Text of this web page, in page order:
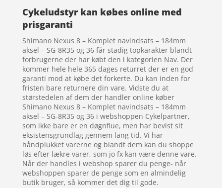
Cykeludstyr kan købes online med
prisgaranti
Shimano Nexus 8 – Komplet navindsats – 184mm
aksel – SG-8R35 og 36 får stadig topkarakter blandt
forbrugerne der har købt den i kategorien Nav. Der
kommer hele hele 365 dages returret der er en god
garanti mod at købe det forkerte. Du kan inden for
fristen bare returnere din vare. Vidste du at
størstedelen af dem der handler online køber
Shimano Nexus 8 – Komplet navindsats – 184mm
aksel – SG-8R35 og 36 i webshoppen Cykelpartner,
som ikke bare er en døgnflue, men har bevist sit
eksistensgrundlag gennem lang tid. Vi har
håndplukket varerne og blandt dem kan du shoppe
løs efter lækre varer, som jo fx kan være denne vare.
Når der handles i webshop sparer du penge- når
webshoppen sparer de penge som en almindelig
butik bruger, så kommer det dig til gode.